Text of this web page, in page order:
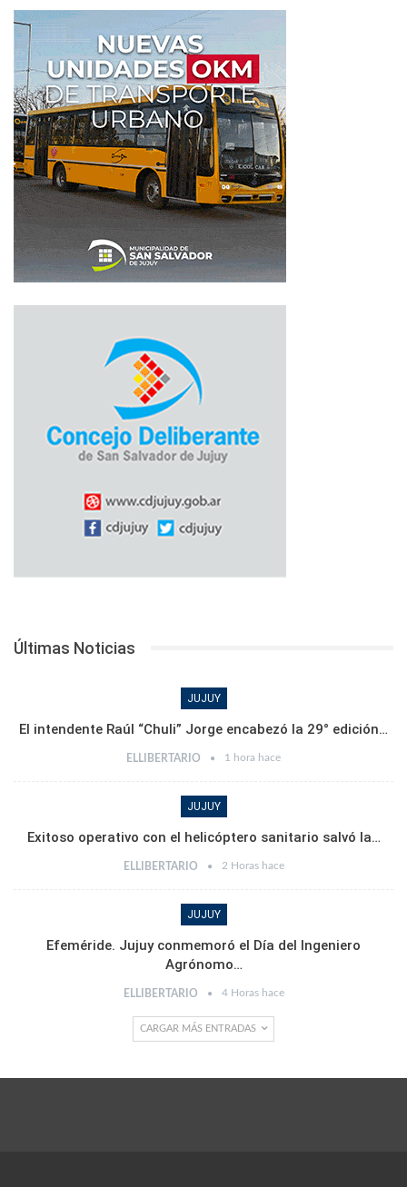
Últimas Noticias
JUJUY
El intendente Raúl “Chuli” Jorge encabezó la 29° edición…
ELLIBERTARIO 1 hora hace
JUJUY
Exitoso operativo con el helicóptero sanitario salvó la…
ELLIBERTARIO 2 Horas hace
JUJUY
Efeméride. Jujuy conmemoró el Día del Ingeniero
Agrónomo…
ELLIBERTARIO 4 Horas hace
CARGAR MÁS ENTRADAS